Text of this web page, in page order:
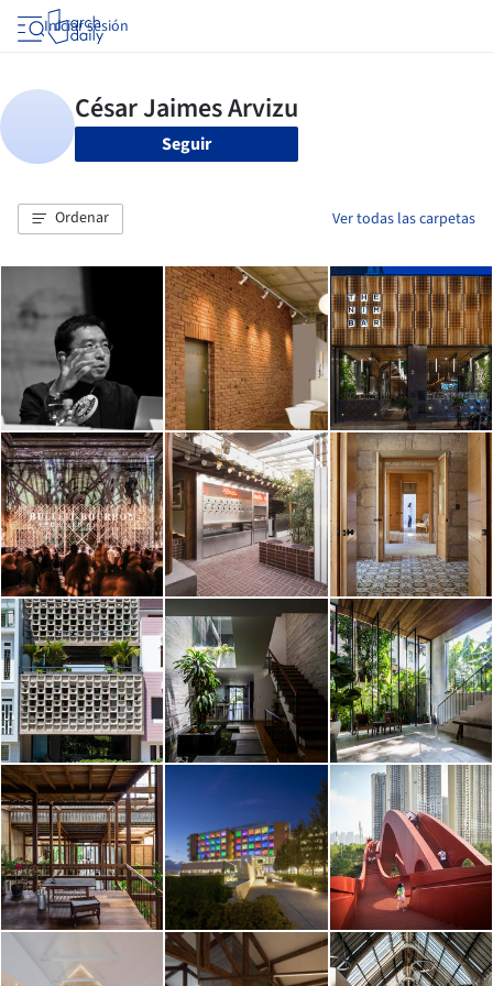
Iniciar sesión
Seguir
Ordenar Ver todas las carpetas